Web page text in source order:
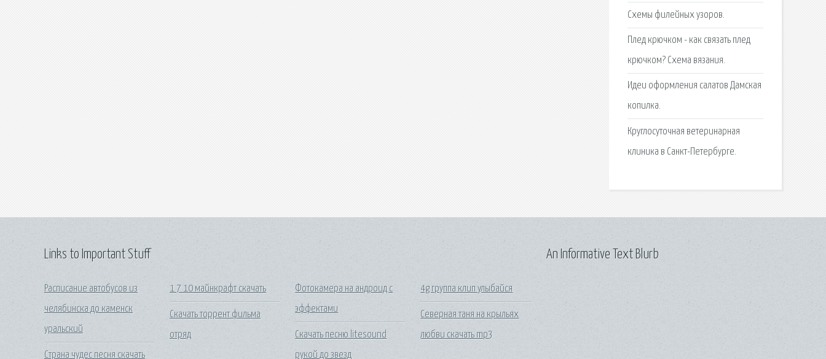
Схемы филейных узоров.
Плед крючком - как связать плед
крючком? Схема вязания.
Идеи оформления салатов Дамская
копилка.
Круглосуточная ветеринарная
клиника в Санкт-Петербурге.
Links to Important Stuff
Расписание автобусов из
челябинска до каменск
уральский
Страна чудес песня скачать
1 7 10 майнкрафт скачать
Скачать торрент фильма
отряд
Фотокамера на андроид с
эффектами
Скачать песню litesound
рукой до звезд
4g группа клип улыбайся
Северная таня на крыльях
любви скачать mp3
An Informative Text Blurb